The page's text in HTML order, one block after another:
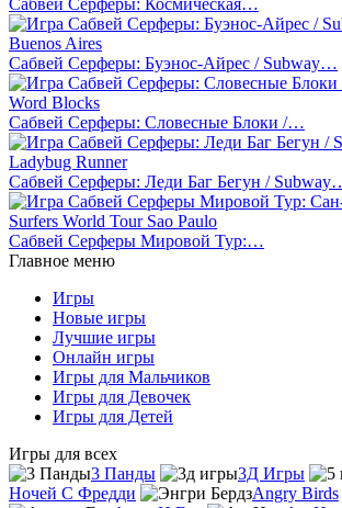
Сабвей Серферы: Буэнос-Айрес / Subway…
Сабвей Серферы: Словесные Блоки /…
Сабвей Серферы: Леди Баг Бегун /
Сабвей Серферы Мировой Тур:…
Главное меню
Игры
Новые игры
Лучшие игры
Онлайн игры
Игры для Мальчиков
Игры для Девочек
Игры для Детей
Игры для всех
3 Панды
3Д Игры
Ночей С Фредди
Angry Birds